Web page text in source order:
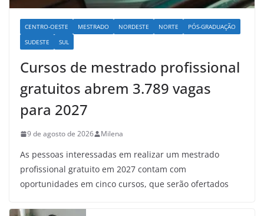
CENTRO-OESTE MESTRADO NORDESTE NORTE
PÓS-GRADUAÇÃO
SUDESTE
SUL
Cursos de mestrado profissional
gratuitos abrem 3.789 vagas
para 2027
9 de agosto de 2026 Milena
As pessoas interessadas em realizar um mestrado
profissional gratuito em 2027 contam com
oportunidades em cinco cursos, que serão ofertados